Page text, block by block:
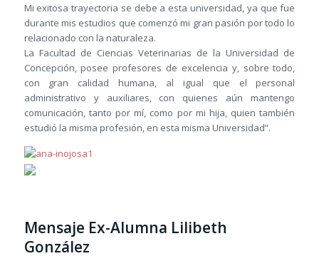
Mi exitosa trayectoria se debe a esta universidad, ya que fue
durante mis estudios que comenzó mi gran pasión por todo lo
relacionado con la naturaleza.
La Facultad de Ciencias Veterinarias de la Universidad de
Concepción, posee profesores de excelencia y, sobre todo,
con gran calidad humana, al igual que el personal
administrativo y auxiliares, con quienes aún mantengo
comunicación, tanto por mí, como por mi hija, quien también
estudió la misma profesión, en esta misma Universidad”.
Mensaje Ex-Alumna Lilibeth
González